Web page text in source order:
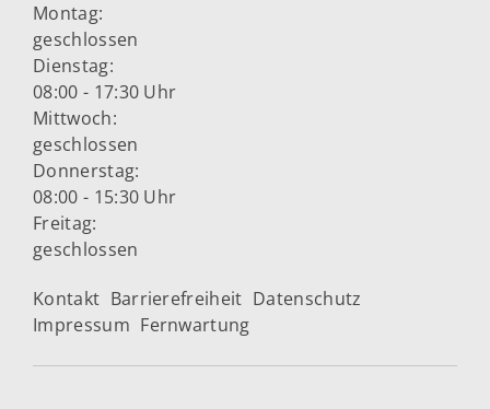
Montag:
geschlossen
Dienstag:
08:00 - 17:30 Uhr
Mittwoch:
geschlossen
Donnerstag:
08:00 - 15:30 Uhr
Freitag:
geschlossen
Kontakt Barrierefreiheit Datenschutz
Impressum Fernwartung